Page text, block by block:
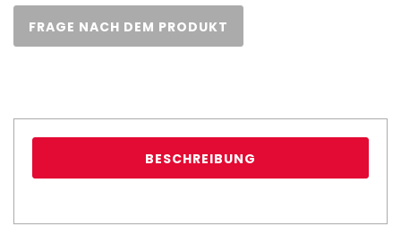
FRAGE NACH DEM PRODUKT
BESCHREIBUNG